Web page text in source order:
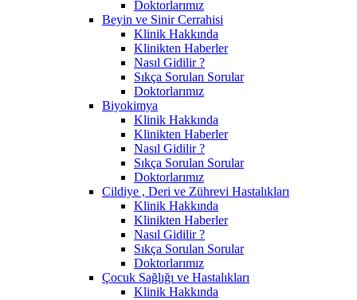
Doktorlarımız
Beyin ve Sinir Cerrahisi
Klinik Hakkında
Klinikten Haberler
Nasıl Gidilir ?
Sıkça Sorulan Sorular
Doktorlarımız
Biyokimya
Klinik Hakkında
Klinikten Haberler
Nasıl Gidilir ?
Sıkça Sorulan Sorular
Doktorlarımız
Cildiye , Deri ve Zührevi Hastalıkları
Klinik Hakkında
Klinikten Haberler
Nasıl Gidilir ?
Sıkça Sorulan Sorular
Doktorlarımız
Çocuk Sağlığı ve Hastalıkları
Klinik Hakkında